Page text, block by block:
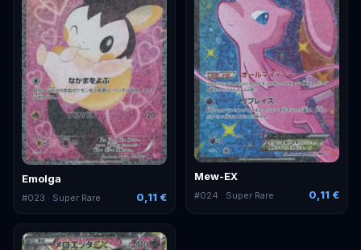
Emolga
#023 · Super Rare 0,11 €
Mew-EX
#024 · Super Rare 0,11 €